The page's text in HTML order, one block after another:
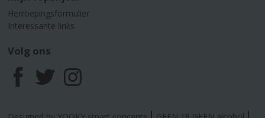
Herroepingsformulier
Interessante links
Volg ons
F
a
T
w
I
n